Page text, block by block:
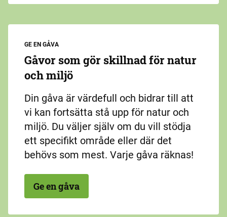
GE EN GÅVA
Gåvor som gör skillnad för natur
och miljö
Din gåva är värdefull och bidrar till att
vi kan fortsätta stå upp för natur och
miljö. Du väljer själv om du vill stödja
ett specifikt område eller där det
behövs som mest. Varje gåva räknas!
Ge en gåva